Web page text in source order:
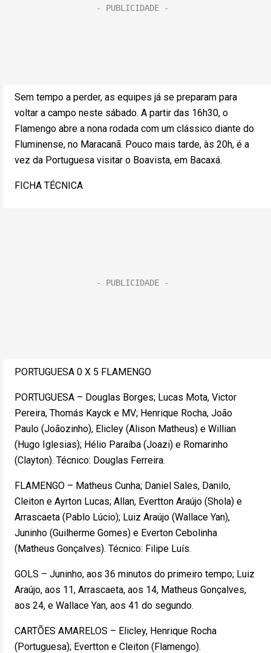
Sem tempo a perder, as equipes já se preparam para
voltar a campo neste sábado. A partir das 16h30, o
Flamengo abre a nona rodada com um clássico diante do
Fluminense, no Maracanã. Pouco mais tarde, às 20h, é a
vez da Portuguesa visitar o Boavista, em Bacaxá.
FICHA TÉCNICA
PORTUGUESA 0 X 5 FLAMENGO
PORTUGUESA – Douglas Borges; Lucas Mota, Victor
Pereira, Thomás Kayck e MV; Henrique Rocha, João
Paulo (Joãozinho), Elicley (Alison Matheus) e Willian
(Hugo Iglesias); Hélio Paraíba (Joazi) e Romarinho
(Clayton). Técnico: Douglas Ferreira.
FLAMENGO – Matheus Cunha; Daniel Sales, Danilo,
Cleiton e Ayrton Lucas; Allan, Evertton Araújo (Shola) e
Arrascaeta (Pablo Lúcio); Luiz Araújo (Wallace Yan),
Juninho (Guilherme Gomes) e Everton Cebolinha
(Matheus Gonçalves). Técnico: Filipe Luís.
GOLS – Juninho, aos 36 minutos do primeiro tempo; Luiz
Araújo, aos 11, Arrascaeta, aos 14, Matheus Gonçalves,
aos 24, e Wallace Yan, aos 41 do segundo.
CARTÕES AMARELOS – Elicley, Henrique Rocha
(Portuguesa); Evertton e Cleiton (Flamengo).